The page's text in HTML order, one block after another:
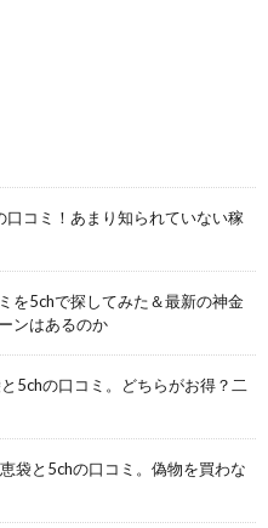
コミ！あまり知られていない稼
を5chで探してみた＆最新の神金
ンはあるのか
5chの口コミ。どちらがお得？二
袋と5chの口コミ。偽物を買わな